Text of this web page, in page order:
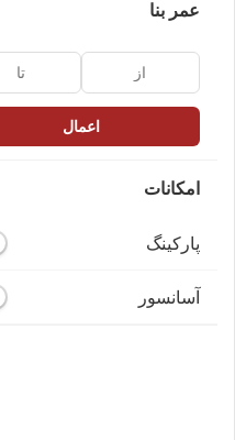
عمر بنا
اعمال
امکانات
پارکینگ
آسانسور